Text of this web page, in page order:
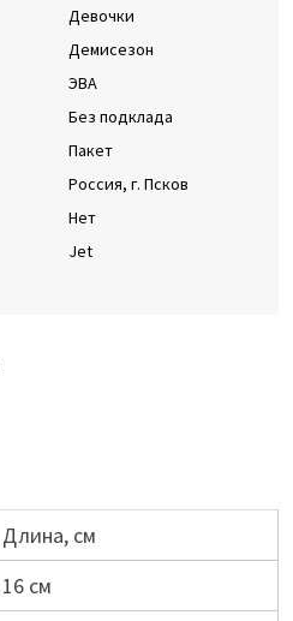
Девочки
Демисезон
ЭВА
Без подклада
Пакет
Россия, г. Псков
Нет
Jet
Длина, см
16 см